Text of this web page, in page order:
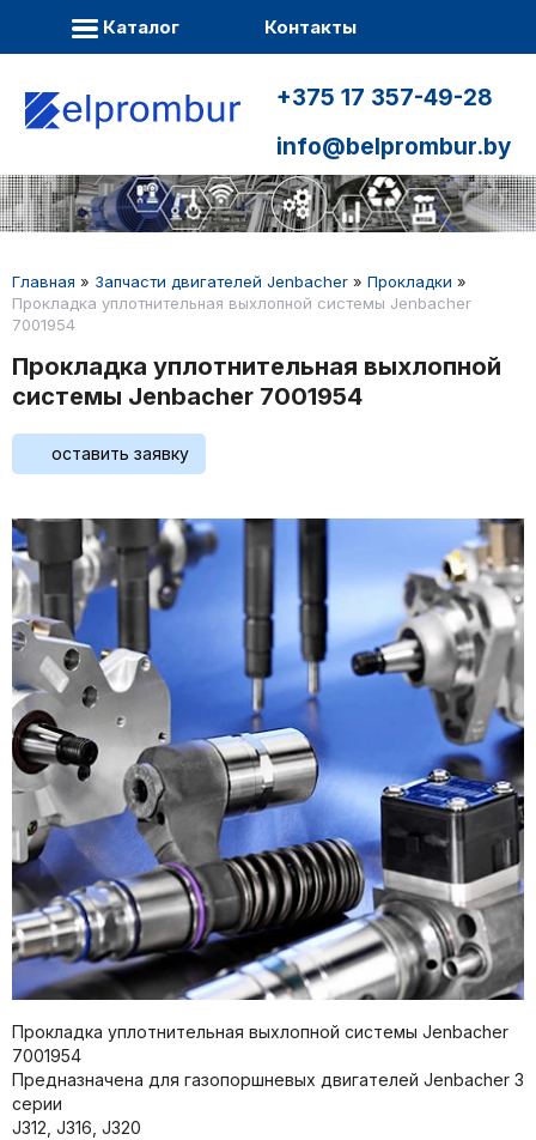
Каталог Контакты
+375 17 357-49-28
info@belprombur.by
Главная » Запчасти двигателей Jenbacher » Прокладки »
Прокладка уплотнительная выхлопной системы Jenbacher
7001954
Прокладка уплотнительная выхлопной
системы Jenbacher 7001954
оставить заявку
Прокладка уплотнительная выхлопной системы Jenbacher
7001954
Предназначена для газопоршневых двигателей Jenbacher 3
серии
J312, J316, J320